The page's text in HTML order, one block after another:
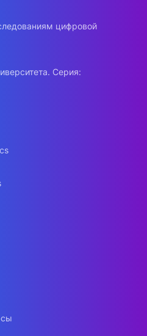
цифровой
Серия: